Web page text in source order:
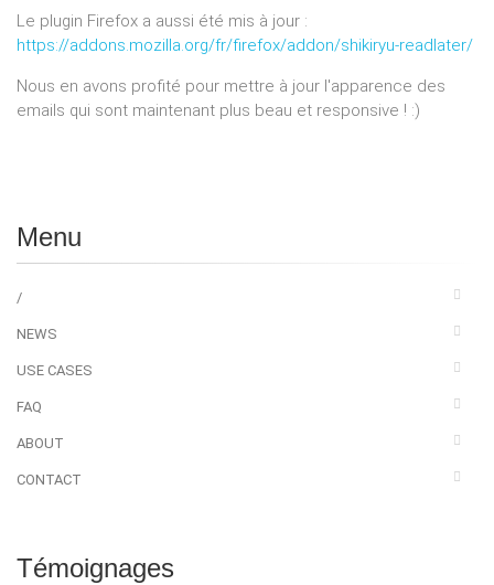
Le plugin Firefox a aussi été mis à jour :
https://addons.mozilla.org/fr/firefox/addon/shikiryu-readlater/
Nous en avons profité pour mettre à jour l'apparence des
emails qui sont maintenant plus beau et responsive ! :)
Menu
/
NEWS
USE CASES
FAQ
ABOUT
CONTACT
Témoignages